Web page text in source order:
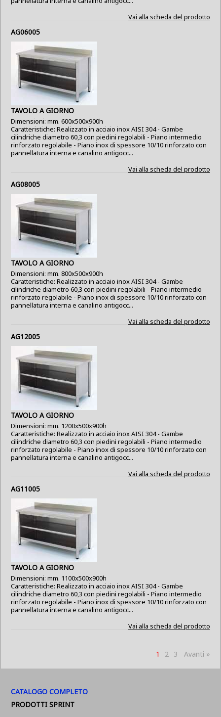
Vai alla scheda del prodotto
AG06005
TAVOLO A GIORNO
Dimensioni: mm. 600x500x900h
Caratteristiche: Realizzato in acciaio inox AISI 304 - Gambe
cilindriche diametro 60,3 con piedini regolabili - Piano intermedio
rinforzato regolabile - Piano inox di spessore 10/10 rinforzato con
pannellatura interna e canalino antigocc...
Vai alla scheda del prodotto
AG08005
TAVOLO A GIORNO
Dimensioni: mm. 800x500x900h
Caratteristiche: Realizzato in acciaio inox AISI 304 - Gambe
cilindriche diametro 60,3 con piedini regolabili - Piano intermedio
rinforzato regolabile - Piano inox di spessore 10/10 rinforzato con
pannellatura interna e canalino antigocc...
Vai alla scheda del prodotto
AG12005
TAVOLO A GIORNO
Dimensioni: mm. 1200x500x900h
Caratteristiche: Realizzato in acciaio inox AISI 304 - Gambe
cilindriche diametro 60,3 con piedini regolabili - Piano intermedio
rinforzato regolabile - Piano inox di spessore 10/10 rinforzato con
pannellatura interna e canalino antigocc...
Vai alla scheda del prodotto
AG11005
TAVOLO A GIORNO
Dimensioni: mm. 1100x500x900h
Caratteristiche: Realizzato in acciaio inox AISI 304 - Gambe
cilindriche diametro 60,3 con piedini regolabili - Piano intermedio
rinforzato regolabile - Piano inox di spessore 10/10 rinforzato con
pannellatura interna e canalino antigocc...
Vai alla scheda del prodotto
1 2 3 Avanti »
CATALOGO COMPLETO
PRODOTTI SPRINT